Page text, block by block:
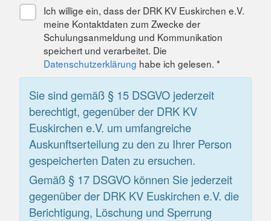
Ich willige ein, dass der DRK KV Euskirchen e.V.
meine Kontaktdaten zum Zwecke der
Schulungsanmeldung und Kommunikation
speichert und verarbeitet. Die
Datenschutzerklärung habe ich gelesen. *
Sie sind gemäß § 15 DSGVO jederzeit
berechtigt, gegenüber der DRK KV
Euskirchen e.V. um umfangreiche
Auskunftserteilung zu den zu Ihrer Person
gespeicherten Daten zu ersuchen.
Gemäß § 17 DSGVO können Sie jederzeit
gegenüber der DRK KV Euskirchen e.V. die
Berichtigung, Löschung und Sperrung